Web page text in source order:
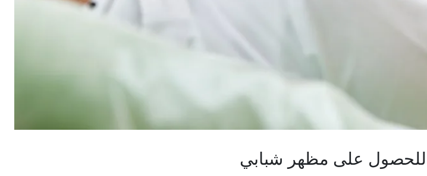
للحصول على مظهر شبابي